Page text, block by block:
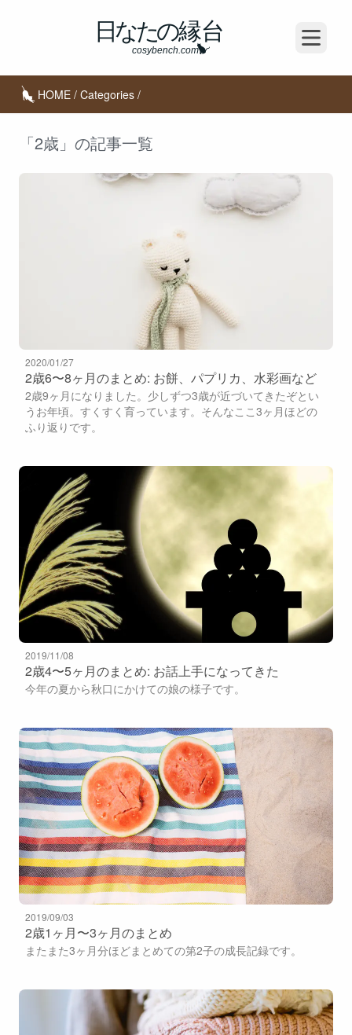
Open
HOME / Categories /
「2歳」の記事一覧
2020/01/27
2歳6〜8ヶ月のまとめ: お餅、パプリカ、水彩画など
2歳9ヶ月になりました。少しずつ3歳が近づいてきたぞとい
うお年頃。すくすく育っています。そんなここ3ヶ月ほどの
ふり返りです。
2019/11/08
2歳4〜5ヶ月のまとめ: お話上手になってきた
今年の夏から秋口にかけての娘の様子です。
2019/09/03
2歳1ヶ月〜3ヶ月のまとめ
またまた3ヶ月分ほどまとめての第2子の成長記録です。